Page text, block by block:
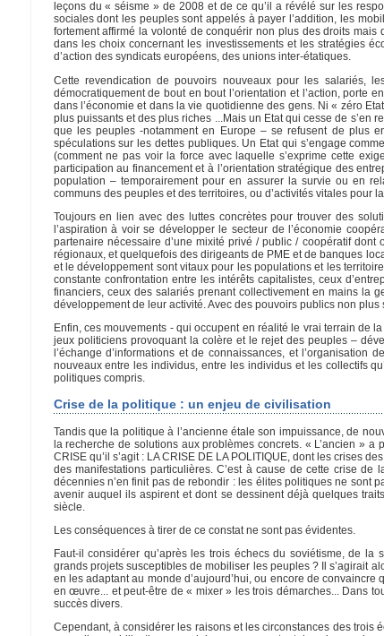
leçons du « séisme » de 2008 et de ce qu’il a révélé sur les
sociales dont les peuples sont appelés à payer l’addition, les
fortement affirmé la volonté de conquérir non plus des droits
dans les choix concernant les investissements et les stratégies
d’action des syndicats européens, des unions inter-étatiques.
Cette revendication de pouvoirs nouveaux pour les salariés,
démocratiquement de bout en bout l’orientation et l’action, porte
dans l’économie et dans la vie quotidienne des gens. Ni « zéro
plus puissants et des plus riches ...Mais un Etat qui cesse de
que les peuples -notamment en Europe – se refusent de plus
spéculations sur les dettes publiques. Un Etat qui s’engage
(comment ne pas voir la force avec laquelle s’exprime cette
participation au financement et à l’orientation stratégique des
population – temporairement pour en assurer la survie ou en
communs des peuples et des territoires, ou d’activités vitales pour
Toujours en lien avec des luttes concrètes pour trouver des
l’aspiration à voir se développer le secteur de l’économie
partenaire nécessaire d’une mixité privé / public / coopératif
régionaux, et quelquefois des dirigeants de PME et de banques
et le développement sont vitaux pour les populations et les
constante confrontation entre les intérêts capitalistes, ceux
financiers, ceux des salariés prenant collectivement en mains la
développement de leur activité. Avec des pouvoirs publics non
Enfin, ces mouvements - qui occupent en réalité le vrai terrain de
jeux politiciens provoquant la colère et le rejet des peuples –
l’échange d’informations et de connaissances, et
nouveaux entre les individus, entre les individus et les collectifs
politiques compris.
Crise de la politique : un enjeu de civilisation
Tandis que la politique à l’ancienne étale son impuissance, de
la recherche de solutions aux problèmes concrets. « L’ancien » a
CRISE qu’il s’agit : LA CRISE DE LA POLITIQUE, dont les crises
des manifestations particulières. C’est à cause de cette crise
décennies n’en finit pas de rebondir : les élites politiques ne sont
avenir auquel ils aspirent et dont se dessinent déjà quelques
siècle.
Les conséquences à tirer de ce constat ne sont pas évidentes.
Faut-il considérer qu’après les trois échecs du soviétisme, de
grands projets susceptibles de mobiliser les peuples ? Il s’agirait
en les adaptant au monde d’aujourd’hui, ou encore de
en œuvre... et peut-être de « mixer » les trois démarches... Dans
succès divers.
Cependant, à considérer les raisons et les circonstances des trois